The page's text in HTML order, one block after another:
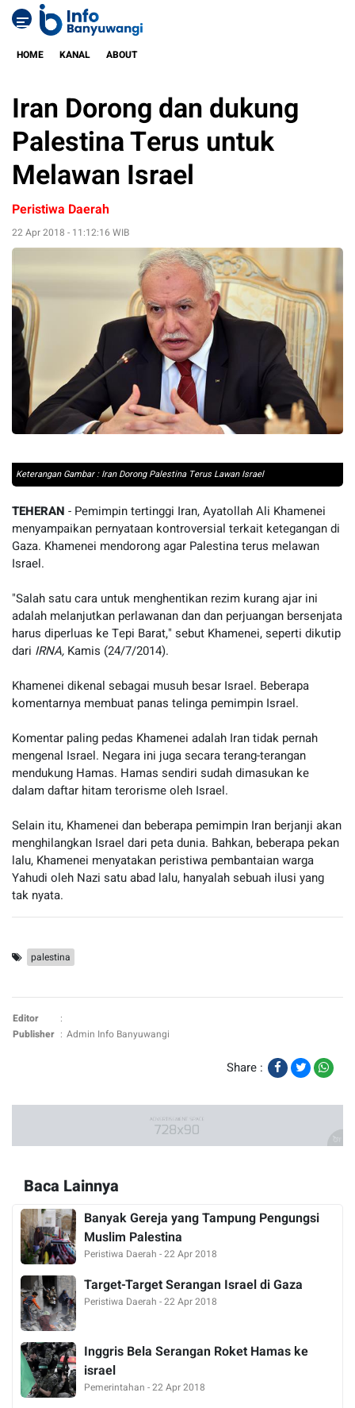
HOME KANAL ABOUT
Iran Dorong dan dukung
Palestina Terus untuk
Melawan Israel
Peristiwa Daerah
22 Apr 2018 - 11:12:16 WIB
Keterangan Gambar : Iran Dorong Palestina Terus Lawan Israel
TEHERAN - Pemimpin tertinggi Iran, Ayatollah Ali Khamenei
menyampaikan pernyataan kontroversial terkait ketegangan di
Gaza. Khamenei mendorong agar Palestina terus melawan
Israel.
"Salah satu cara untuk menghentikan rezim kurang ajar ini
adalah melanjutkan perlawanan dan dan perjuangan bersenjata
harus diperluas ke Tepi Barat," sebut Khamenei, seperti dikutip
dari IRNA, Kamis (24/7/2014).
Khamenei dikenal sebagai musuh besar Israel. Beberapa
komentarnya membuat panas telinga pemimpin Israel.
Komentar paling pedas Khamenei adalah Iran tidak pernah
mengenal Israel. Negara ini juga secara terang-terangan
mendukung Hamas. Hamas sendiri sudah dimasukan ke
dalam daftar hitam terorisme oleh Israel.
Selain itu, Khamenei dan beberapa pemimpin Iran berjanji akan
menghilangkan Israel dari peta dunia. Bahkan, beberapa pekan
lalu, Khamenei menyatakan peristiwa pembantaian warga
Yahudi oleh Nazi satu abad lalu, hanyalah sebuah ilusi yang
tak nyata.
palestina
Editor
:
Publisher : Admin Info Banyuwangi
Share :
Baca Lainnya
Banyak Gereja yang Tampung Pengungsi
Muslim Palestina
Peristiwa Daerah - 22 Apr 2018
Target-Target Serangan Israel di Gaza
Peristiwa Daerah - 22 Apr 2018
Inggris Bela Serangan Roket Hamas ke
israel
Pemerintahan - 22 Apr 2018